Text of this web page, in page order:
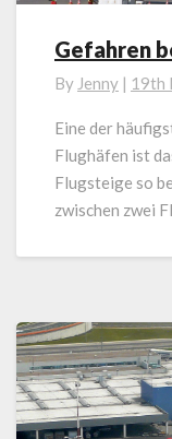
Gefahren
Rangieren
Gefahren
By Jenny | 19th
Eine der
Flughäfen ist
Flugsteige so
zwischen zwei